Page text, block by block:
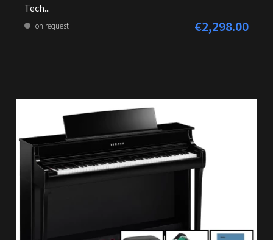
Tech...
on request Regular price:
€2,298.00